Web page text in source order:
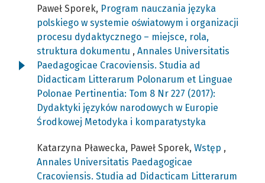
Paweł Sporek, Program nauczania języka
polskiego w systemie oświatowym i organizacji
procesu dydaktycznego – miejsce, rola,
struktura dokumentu , Annales Universitatis
Paedagogicae Cracoviensis. Studia ad
Didacticam Litterarum Polonarum et Linguae
Polonae Pertinentia: Tom 8 Nr 227 (2017):
Dydaktyki języków narodowych w Europie
Środkowej Metodyka i komparatystyka
Katarzyna Pławecka, Paweł Sporek, Wstęp ,
Annales Universitatis Paedagogicae
Cracoviensis. Studia ad Didacticam Litterarum